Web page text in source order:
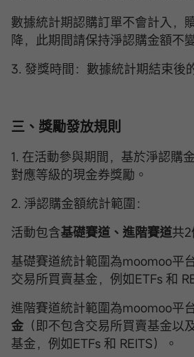
數據統計期認購訂單不會計入，
降，此期間請保持淨認購金額不
3. 發獎時間：數據統計期結束後
三、獎勵發放規則
1. 在活動參與期間，基於淨認購
對應等級的現金券獎勵。
2. 淨認購金額統計範圍：
活動包含基礎賽道、進階賽道共2
基礎賽道統計範圍為moomoo平
交易所買賣基金，例如ETFs 和
進階賽道統計範圍為moomoo平
金 （即不包含交易所買賣基金以
基金，例如ETFs 和 REITS）。